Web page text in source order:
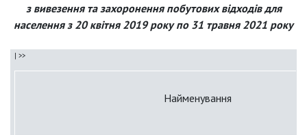
для споживачів послуг за індивідуальними договорами
з вивезення та захоронення побутових відходів для
населення з 20 квітня 2019 року по 31 травня 2021 року
Найменування